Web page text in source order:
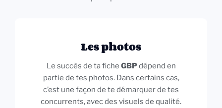
Les photos
Le succès de ta fiche GBPdépend en
partie de tes photos. Dans certains cas,
c’est une façon de te démarquer de tes
concurrents, avec des visuels de qualité.